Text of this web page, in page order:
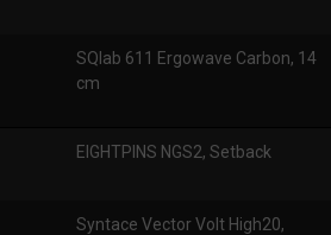
SQlab 611 Ergowave Carbon, 14
cm
EIGHTPINS NGS2, Setback
Syntace Vector Volt High20,